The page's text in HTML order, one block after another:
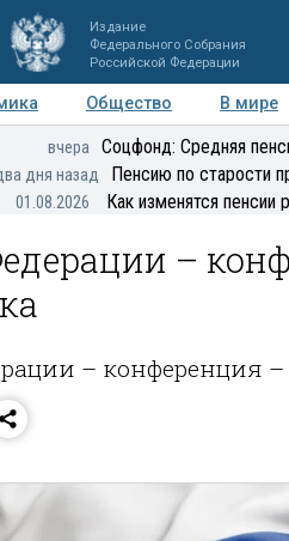
Издание
Федерального Собрания
Российской Федерации
Общество В мире
Мнения Регионы
вчера Соцфонд: Средняя
дня назад Пенсию по старости
01.08.2026 Как изменятся пенсии
–
– конференция